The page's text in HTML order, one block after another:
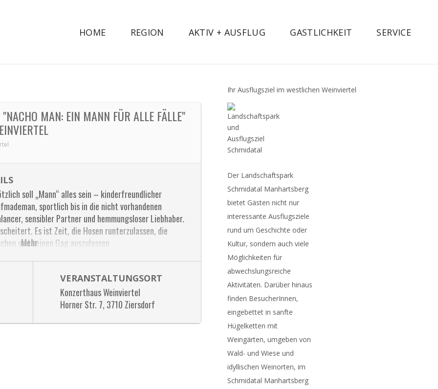
HOME REGION AKTIV + AUSFLUG GASTLICHKEIT SERVICE
MAN: EIN MANN FÜR ALLE FÄLLE"
Mehr
soll „Mann“ alles sein – kinderfreundlicher
sportlich bis in die nicht vorhandenen
sensibler Partner und hemmungsloser Liebhaber.
Es ist Zeit, die Hosen runterzulassen, die
und keinen Gag auszulassen
VERANSTALTUNGSORT
Konzerthaus Weinviertel
Horner Str. 7, 3710 Ziersdorf
Ihr Ausflugsziel im westlichen Weinviertel
Der Landschaftspark
Schmidatal Manhartsberg
bietet Gästen nicht nur
interessante Ausflugsziele
rund um Geschichte oder
Kultur, sondern auch viele
Möglichkeiten für
abwechslungsreiche
Aktivitäten. Darüber hinaus
finden BesucherInnen,
eingebettet in sanfte
Hügelketten mit
Weingärten, umgeben von
Wald- und Wiese und
idyllischen Weinorten, im
Schmidatal Manhartsberg